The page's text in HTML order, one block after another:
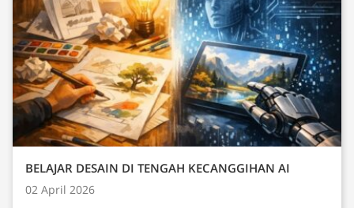
BELAJAR DESAIN DI TENGAH KECANGGIHAN AI
02 April 2026